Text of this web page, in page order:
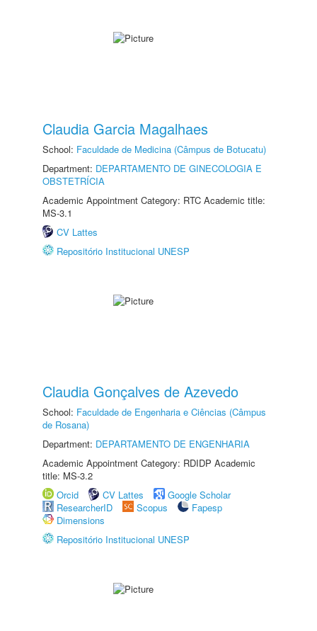
Claudia Garcia Magalhaes
School: Faculdade de Medicina (Câmpus de Botucatu)
Department: DEPARTAMENTO DE GINECOLOGIA E
OBSTETRÍCIA
Academic Appointment Category: RTC Academic title:
MS-3.1
CV Lattes
Repositório Institucional UNESP
Claudia Gonçalves de Azevedo
School: Faculdade de Engenharia e Ciências (Câmpus
de Rosana)
Department: DEPARTAMENTO DE ENGENHARIA
Academic Appointment Category: RDIDP Academic
title: MS-3.2
Orcid
CV Lattes
Google Scholar
ResearcherID
Scopus
Fapesp
Dimensions
Repositório Institucional UNESP